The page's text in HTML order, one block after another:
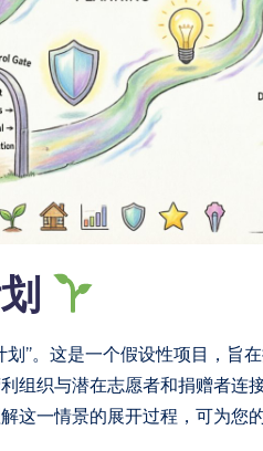
”。这是一个假设性项目，旨
组织与潜在志愿者和捐赠者连
这一情景的展开过程，可为您